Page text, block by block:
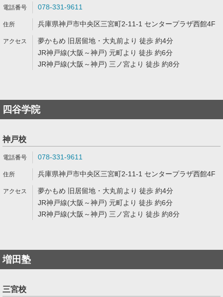
078-331-9611
兵庫県神戸市中央区三宮町2-11-1 センタープラザ西館4F
夢かもめ 旧居留地・大丸前より 徒歩 約4分
JR神戸線(大阪～神戸) 元町より 徒歩 約6分
JR神戸線(大阪～神戸) 三ノ宮より 徒歩 約8分
四谷学院
神戸校
078-331-9611
兵庫県神戸市中央区三宮町2-11-1 センタープラザ西館4F
夢かもめ 旧居留地・大丸前より 徒歩 約4分
JR神戸線(大阪～神戸) 元町より 徒歩 約6分
JR神戸線(大阪～神戸) 三ノ宮より 徒歩 約8分
増田塾
三宮校